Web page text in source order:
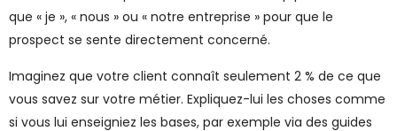
que « je », « nous » ou « notre entreprise » pour que le
prospect se sente directement concerné.
Imaginez que votre client connaît seulement 2 % de ce que
vous savez sur votre métier. Expliquez-lui les choses comme
si vous lui enseigniez les bases, par exemple via des guides